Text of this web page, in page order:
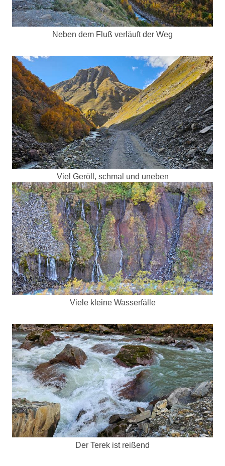
Neben dem Fluß verläuft der Weg
Viel Geröll, schmal und uneben
Viele kleine Wasserfälle
Der Terek ist reißend